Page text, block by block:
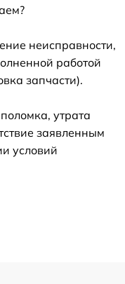
неисправности,
работой
запчасти).
утрата
заявленным
условий